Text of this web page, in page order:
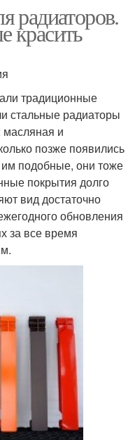
радиаторов.
красить
традиционные
стальные радиаторы
масляная и
позже появились
подобные, они тоже
покрытия долго
вид достаточно
обновления
за все время